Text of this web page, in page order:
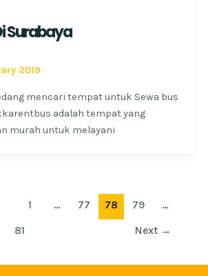
Surabaya
2019
mencari tempat untuk Sewa bus
adalah tempat yang
murah untuk melayani
1 … 77 78 79 …
81 Next →